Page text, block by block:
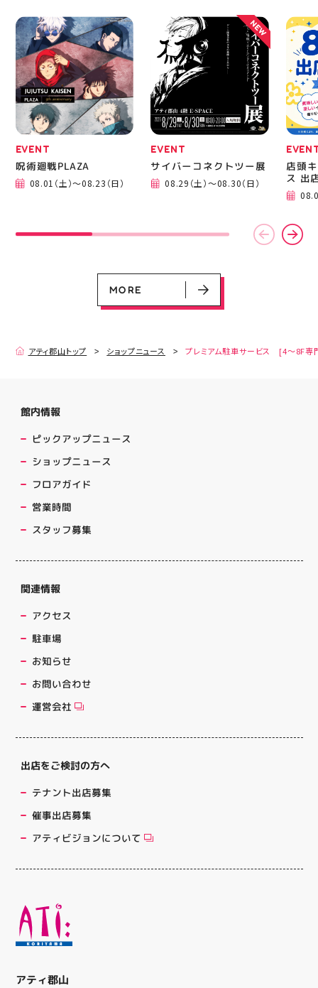
EVENT
EVENT
EVENT
08.01（土）～08.31（月）
EVENT
05.21（木）～09.27（日）
CAMPAIGN
CAMPAIGN
教室 #ハンドメイドショ
ップ 手作り好きさんと
繋がりたい 郡山市
EVENT
呪術廻戦PLAZA
08.01（土）～08.23（日）
EVENT
サイバーコネクトツー展
08.29（土）～08.30（日）
NEW
店頭
ス 出
MORE
アティ郡山トップ ショップニュース プレミアム駐車サービス [4～8F専
アティ郡山
館内情報
ピックアップニュース
ショップニュース
フロアガイド
営業時間
スタッフ募集
関連情報
アクセス
駐車場
お知らせ
お問い合わせ
運営会社
出店をご検討の方へ
テナント出店募集
催事出店募集
アティビジョンについて